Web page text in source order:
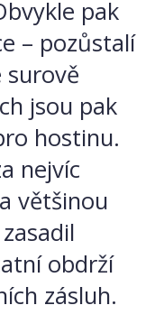
pak
– pozůstalí
surově
jsou pak
hostinu.
nejvíc
většinou
obdrží
zásluh.